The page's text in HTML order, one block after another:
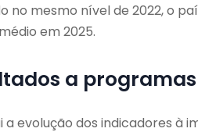
no mesmo nível de 2022, o
em 2025.
a
a evolução dos indicadores